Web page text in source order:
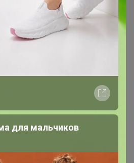
для мальчиков